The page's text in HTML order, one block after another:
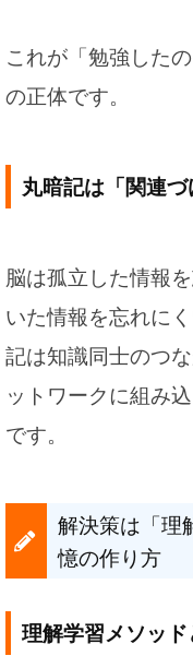
これが「勉強した
の正体です。
丸暗記は「関連
脳は孤立した情報
いた情報を忘れに
記は知識同士のつ
ットワークに組み
です。
解決策は「理
憶の作り方
理解学習メソッド